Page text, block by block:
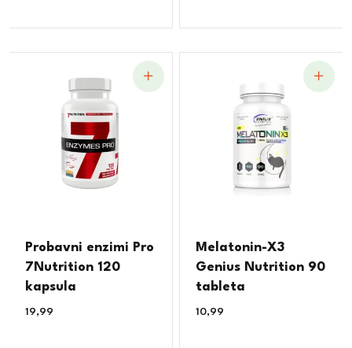
Probavni enzimi Pro
7Nutrition 120
kapsula
19,99
Melatonin-X3
Genius Nutrition 90
tableta
10,99